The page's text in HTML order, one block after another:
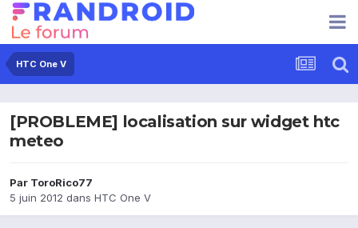
HTC One V
[PROBLEME] localisation sur widget htc
meteo
Par ToroRico77
5 juin 2012 dans HTC One V